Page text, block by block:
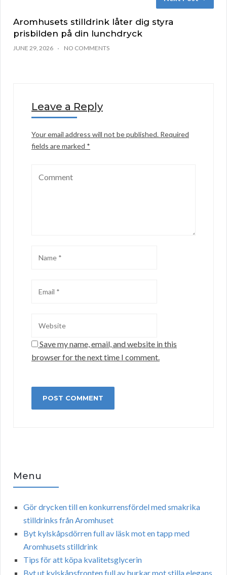
Aromhusets stilldrink låter dig styra
prisbilden på din lunchdryck
JUNE 29, 2026 NO COMMENTS
Leave a Reply
Your email address will not be published. Required
fields are marked *
Save my name, email, and website in this
browser for the next time I comment.
Menu
Gör drycken till en konkurrensfördel med smakrika
stilldrinks från Aromhuset
Byt kylskåpsdörren full av läsk mot en tapp med
Aromhusets stilldrink
Tips för att köpa kvalitetsglycerin
Byt ut kylskåpsfronten full av burkar mot stilla elegans